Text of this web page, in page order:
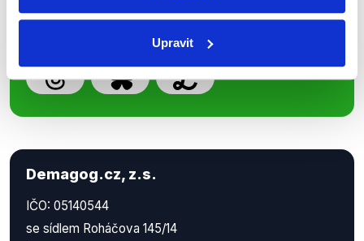
Upravit
Demagog.cz, z.s.
IČO: 05140544
se sídlem Roháčova 145/14